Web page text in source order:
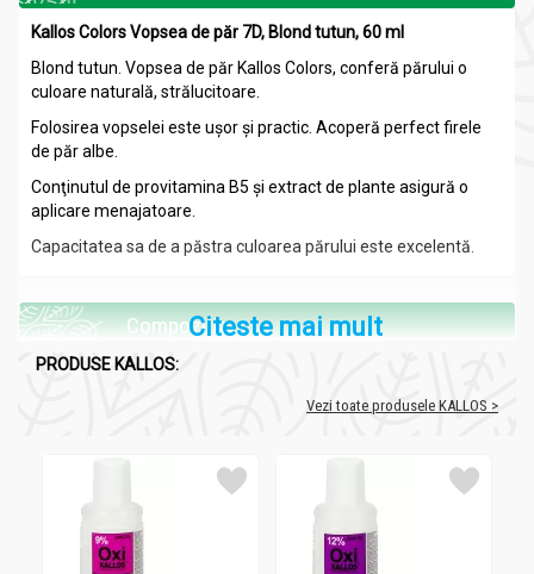
Kallos Colors Vopsea de păr 7D, Blond tutun, 60 ml
Blond tutun. Vopsea de păr Kallos Colors, conferă părului o
culoare naturală, strălucitoare.
Folosirea vopselei este uşor şi practic. Acoperă perfect firele
de păr albe.
Conţinutul de provitamina B5 şi extract de plante asigură o
aplicare menajatoare.
Capacitatea sa de a păstra culoarea părului este excelentă.
Compozitie
Vopsea par Colors_7d_60ml - KALLOS
Recomandari
Vopsea par Colors_7d_60ml - KALLOS
Toate tipurile de par.
Citeste mai mult
PRODUSE KALLOS:
Vezi toate produsele KALLOS >